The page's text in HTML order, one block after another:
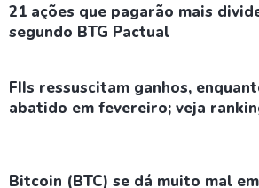
21 ações que pagarão mais
segundo BTG Pactual
FIIs ressuscitam ganhos,
abatido em fevereiro; veja
Bitcoin (BTC) se dá muito mal